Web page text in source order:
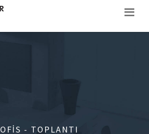
OFIS - TOPLANTI